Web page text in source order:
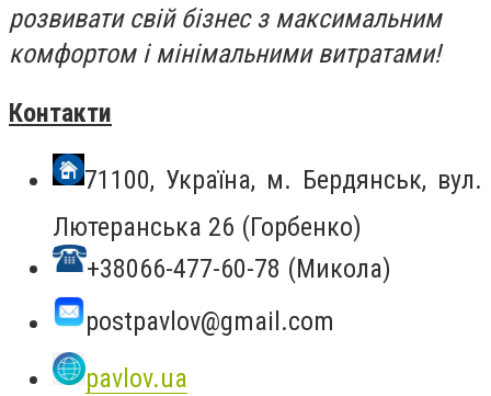
розвивати свій бізнес з максимальним
комфортом і мінімальними витратами!
Контакти
71100, Україна, м. Бердянськ, вул.
Лютеранська 26 (Горбенко)
+38066-477-60-78 (Микола)
postpavlov@gmail.com
pavlov.ua